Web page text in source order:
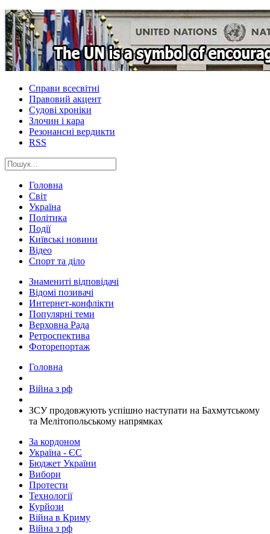
Справи всесвітні
Правовий акцент
Судові хроніки
Злочин і кара
Резонансні вердикти
RSS
Головна
Світ
Україна
Політика
Події
Київські новини
Відео
Спорт та діло
Знамениті відповідачі
Відомі позивачі
Интернет-конфлікти
Популярні теми
Верховна Рада
Ретроспектива
Фоторепортаж
Головна
Війна з рф
​ЗСУ продовжують успішно наступати на Бахмутському
та Мелітопольському напрямках
За кордоном
Україна - ЄС
Бюджет України
Вибори
Протести
Технології
Курйози
Війна в Криму
Війна з рф